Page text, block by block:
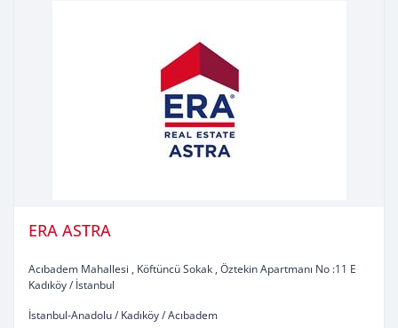
ERA ASTRA
Acıbadem Mahallesi , Köftüncü Sokak , Öztekin Apartmanı No :11 E
Kadıköy / İstanbul
İstanbul-Anadolu/ Kadıköy/Acıbadem